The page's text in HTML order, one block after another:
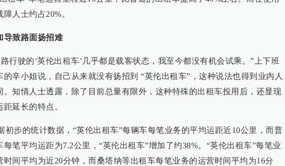
障人士约占20%。
导致路面扬招难
驶的‘英伦出租车’几乎都是载客状态，我至今都没有机会试乘。”上下班
的辛小姐说，自己从来就没有扬招到 “英伦出租车”，这种说法也得到业内人
。知情人士透露，除了目前总量有限外，这种特殊的出租车投用后，还显现
距延长的特点。
的统计数据，“英伦出租车”每辆车每笔业务的平均运距近10公里，而普
每笔平均运距为7.2公里，“英伦出租车”增加了约38%。“英伦出租车”每笔业
时间平均为近20分钟，而桑塔纳等出租车每笔业务的运营时间平均为16分